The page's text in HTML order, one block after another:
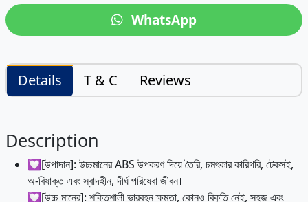
WhatsApp
Details T & C Reviews
Description
💟[উপাদান]: উচ্চমানের ABS উপকরণ দিয়ে তৈরি, চমৎকার কারিগরি, টেকসই,
অ-বিষাক্ত এবং স্বাদহীন, দীর্ঘ পরিষেবা জীবন।
💟[উচ্চ মানের]: শক্তিশালী ভারবহন ক্ষমতা, কোনও বিকৃতি নেই, সহজ এবং